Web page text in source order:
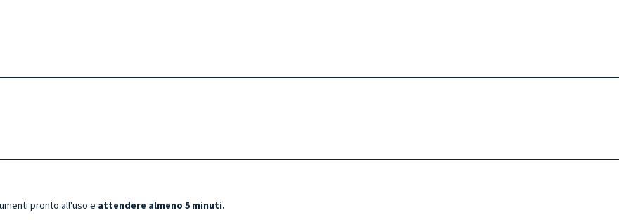
pronto all'uso e attendere almeno 5 minuti.